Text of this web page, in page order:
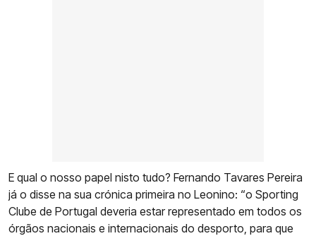
E qual o nosso papel nisto tudo? Fernando Tavares Pereira
já o disse na sua crónica primeira no Leonino: “o Sporting
Clube de Portugal deveria estar representado em todos os
órgãos nacionais e internacionais do desporto, para que